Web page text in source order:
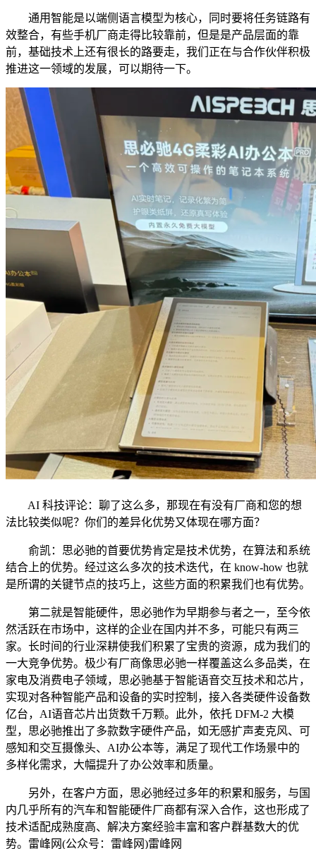
通用智能是以端侧语言模型为核心，同时要将任务链路有
效整合，有些手机厂商走得比较靠前，但是是产品层面的靠
前，基础技术上还有很长的路要走，我们正在与合作伙伴积极
推进这一领域的发展，可以期待一下。
AI 科技评论：聊了这么多，那现在有没有厂商和您的想
法比较类似呢？你们的差异化优势又体现在哪方面？
俞凯：思必驰的首要优势肯定是技术优势，在算法和系统
结合上的优势。经过这么多次的技术迭代，在 know-how 也就
是所谓的关键节点的技巧上，这些方面的积累我们也有优势。
第二就是智能硬件，思必驰作为早期参与者之一，至今依
然活跃在市场中，这样的企业在国内并不多，可能只有两三
家。长时间的行业深耕使我们积累了宝贵的资源，成为我们的
一大竞争优势。极少有厂商像思必驰一样覆盖这么多品类，在
家电及消费电子领域，思必驰基于智能语音交互技术和芯片，
实现对各种智能产品和设备的实时控制，接入各类硬件设备数
亿台，AI语音芯片出货数千万颗。此外，依托 DFM-2 大模
型，思必驰推出了多款数字硬件产品，如无感扩声麦克风、可
感知和交互摄像头、AI办公本等，满足了现代工作场景中的
多样化需求，大幅提升了办公效率和质量。
另外，在客户方面，思必驰经过多年的积累和服务，与国
内几乎所有的汽车和智能硬件厂商都有深入合作，这也形成了
技术适配成熟度高、解决方案经验丰富和客户群基数大的优
势。雷峰网(公众号：雷峰网)雷峰网